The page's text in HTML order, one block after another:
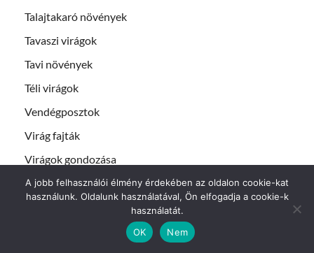
Talajtakaró növények
Tavaszi virágok
Tavi növények
Téli virágok
Vendégposztok
Virág fajták
Virágok gondozása
LEGUTÓBBI BEJEGYZÉSEK
Kerti estike illatos fehér-lila keverék (Matthiola incana
A jobb felhasználói élmény érdekében az oldalon cookie-kat
használunk. Oldalunk használatával, Ön elfogadja a cookie-k
használatát.
OK
Nem